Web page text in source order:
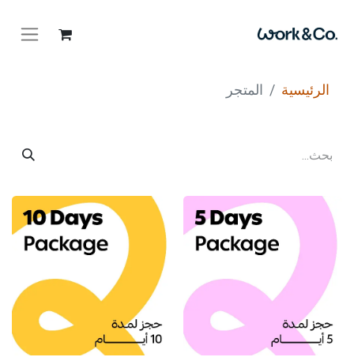
الرئيسية المتجر